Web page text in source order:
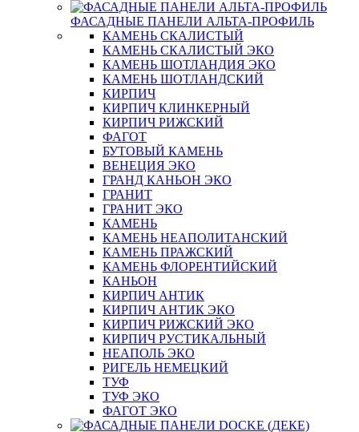
ФАСАДНЫЕ ПАНЕЛИ АЛЬТА-ПРОФИЛЬ
КАМЕНЬ СКАЛИСТЫЙ
КАМЕНЬ СКАЛИСТЫЙ ЭКО
КАМЕНЬ ШОТЛАНДИЯ ЭКО
КАМЕНЬ ШОТЛАНДСКИЙ
КИРПИЧ
КИРПИЧ КЛИНКЕРНЫЙ
КИРПИЧ РИЖСКИЙ
ФАГОТ
БУТОВЫЙ КАМЕНЬ
ВЕНЕЦИЯ ЭКО
ГРАНД КАНЬОН ЭКО
ГРАНИТ
ГРАНИТ ЭКО
КАМЕНЬ
КАМЕНЬ НЕАПОЛИТАНСКИЙ
КАМЕНЬ ПРАЖСКИЙ
КАМЕНЬ ФЛОРЕНТИЙСКИЙ
КАНЬОН
КИРПИЧ АНТИК
КИРПИЧ АНТИК ЭКО
КИРПИЧ РИЖСКИЙ ЭКО
КИРПИЧ РУСТИКАЛЬНЫЙ
НЕАПОЛЬ ЭКО
РИГЕЛЬ НЕМЕЦКИЙ
ТУФ
ТУФ ЭКО
ФАГОТ ЭКО